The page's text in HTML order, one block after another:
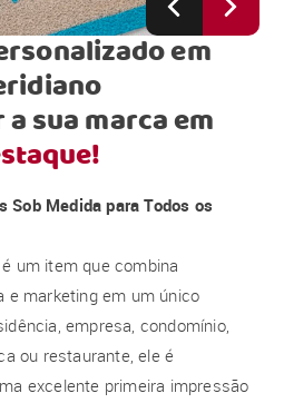
em
sua marca em
Sob Medida para Todos os
um item que combina
e marketing em um único
empresa, condomínio,
ou restaurante, ele é
excelente primeira impressão